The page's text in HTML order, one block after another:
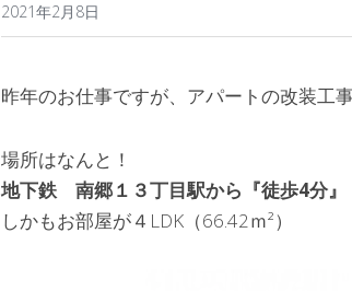
2021年2月8日
昨年のお仕事ですが、アパートの改装工
場所はなんと！
地下鉄　南郷１３丁目駅から『徒歩4分』
しかもお部屋が４LDK（66.42ｍ²）